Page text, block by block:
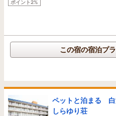
ポイント2%
この宿の宿泊プ
ペットと泊まる
しらゆり荘